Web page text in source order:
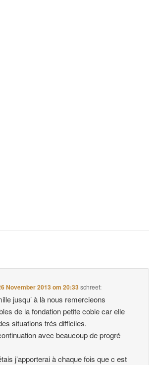
November 2013 om 20:33schreef:
jusqu’ à là nous remercieons
de la fondation petite cobie car elle
situations trés difficiles.
avec beaucoup de progré
j’apporterai à chaque fois que c est